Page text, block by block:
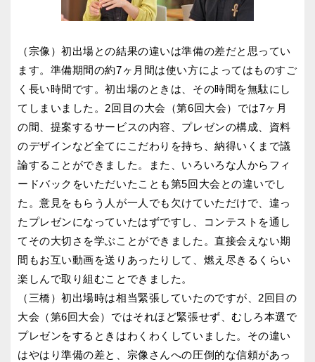
（宗像）初出場との結果の違いは準備の差だと思ってい
ます。準備期間の約7ヶ月間は使い方によってはものすご
く長い時間です。初出場のときは、その時間を無駄にし
てしまいました。2回目の大会（第6回大会）では7ヶ月
の間、提案するサービスの内容、プレゼンの構成、資料
のデザインなど全てにこだわりを持ち、納得いくまで議
論することができました。また、いろいろな人からフィ
ードバックをいただいたことも第5回大会との違いでし
た。意見をもらう人が一人でも欠けていただけで、違っ
たプレゼンになっていたはずですし、コンテストを通し
てその大切さを学ぶことができました。直接会えない期
間もお互い動画を送りあったりして、燃え尽きるくらい
楽しんで取り組むことできました。
（三橋）初出場時は相当緊張していたのですが、2回目の
大会（第6回大会）ではそれほど緊張せず、むしろ本選で
プレゼンをするときはわくわくしていました。その違い
はやはり準備の差と、宗像さんへの圧倒的な信頼があっ